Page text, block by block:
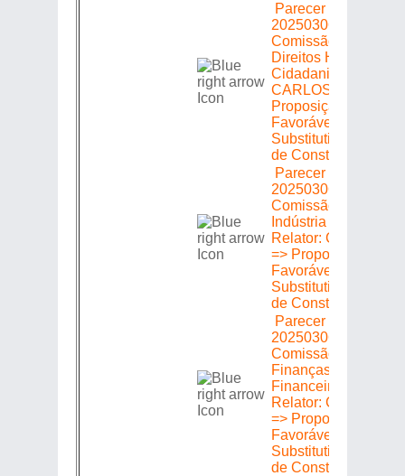
Parecer em
20250306580 =>
Comissão de
Direitos Humanos e
Cidadania =>
CARLOS MINC =>
Proposição =>
Favorável com o
Substitutivo da
de Constituição e
Parecer em
20250306580 =>
Comissão de
Indústria e
Relator: CELIA
=> Proposição =>
Favorável com o
Substitutivo da
de Constituição e
Parecer em
20250306580 =>
Comissão de
Finanças
Financeira e
Relator: CELIA
=> Proposição =>
Favorável com o
Substitutivo da
de Constituição e